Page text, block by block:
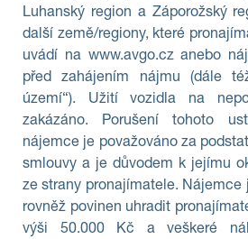
Luhanský region a Záporožský
další země/regiony, které
uvádí na www.avgo.cz anebo
před zahájením nájmu (dále
území“). Užití vozidla na
zakázáno. Porušení tohoto
nájemce je považováno za
smlouvy a je důvodem k jejímu
ze strany pronajímatele. Nájemce
rovněž povinen uhradit
výši 50.000 Kč a veškeré